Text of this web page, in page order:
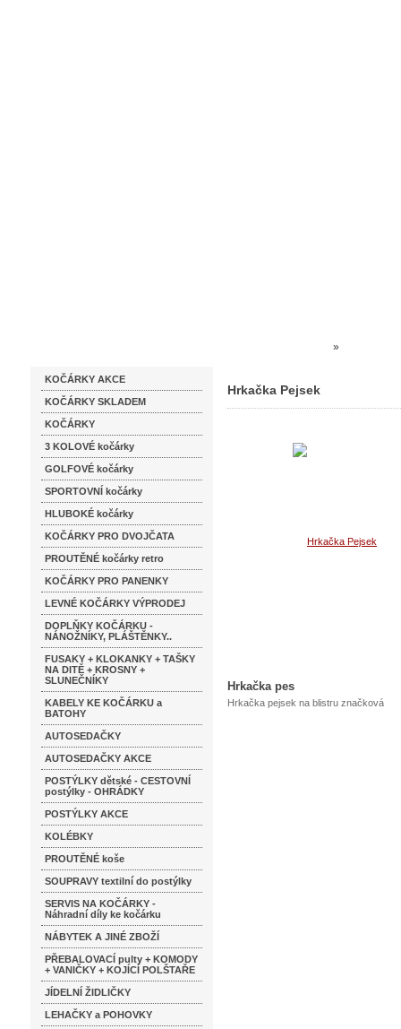
KOČÁRKY AKCE
KOČÁRKY SKLADEM
KOČÁRKY
3 KOLOVÉ kočárky
GOLFOVÉ kočárky
SPORTOVNÍ kočárky
HLUBOKÉ kočárky
KOČÁRKY PRO DVOJČATA
PROUTĚNÉ kočárky retro
KOČÁRKY PRO PANENKY
LEVNÉ KOČÁRKY VÝPRODEJ
DOPLŇKY KOČÁRKU -
NÁNOŽNÍKY, PLÁŠTĚNKY..
FUSAKY + KLOKANKY + TAŠKY
NA DITĚ + KROSNY +
SLUNEČNÍKY
KABELY KE KOČÁRKU a
BATOHY
AUTOSEDAČKY
AUTOSEDAČKY AKCE
POSTÝLKY dětské - CESTOVNÍ
postýlky - OHRÁDKY
POSTÝLKY AKCE
KOLÉBKY
PROUTĚNÉ koše
SOUPRAVY textilní do postýlky
SERVIS NA KOČÁRKY -
Náhradní díly ke kočárku
NÁBYTEK A JINÉ ZBOŽÍ
PŘEBALOVACÍ pulty + KOMODY
+ VANIČKY + KOJÍCÍ POLŠTAŘE
JÍDELNÍ ŽIDLIČKY
LEHAČKY a POHOVKY
»
Hrkačka Pejsek
Hrkačka pes
Hrkačka pejsek na blistru značková